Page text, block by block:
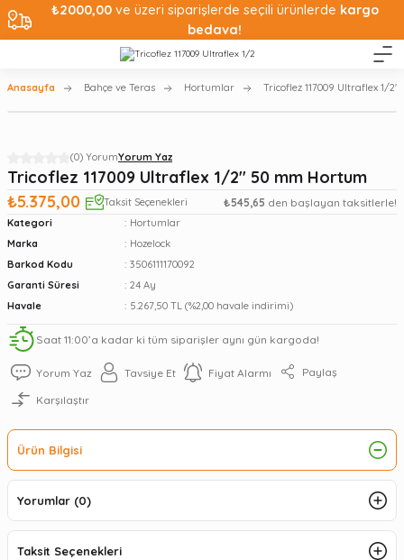
₺2000,00ve üzeri siparişlerde seçili ürünlerde kargo
bedava!
Anasayfa Bahçe ve Teras Hortumlar Tricoflez 117009 Ultraflex 1/
(0) YorumYorum Yaz
Tricoflez 117009 Ultraflex 1/2'' 50 mm Hortum
₺5.375,00
Taksit Seçenekleri ₺545,65 den başlayan taksitlerle!
Kategori
Hortumlar
Marka
Hozelock
Barkod Kodu
3506111170092
Garanti Süresi
24 Ay
Havale
5.267,50 TL (%2,00 havale indirimi)
Saat 11:00’a kadar ki tüm siparişler aynı gün kargoda!
Yorum Yaz Tavsiye Et Fiyat Alarmı Paylaş
Karşılaştır
Ürün Bilgisi
Yorumlar (0)
Taksit Seçenekleri